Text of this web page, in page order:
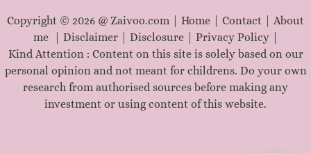
Copyright © 2026 @ Zaivoo.com | Home Contact
About
me
Disclaimer| Disclosure| Privacy Policy|
Kind Attention : Content on this site is solely based on our
personal opinion and not meant for childrens. Do your own
research from authorised sources before making any
investment or using content of this website.